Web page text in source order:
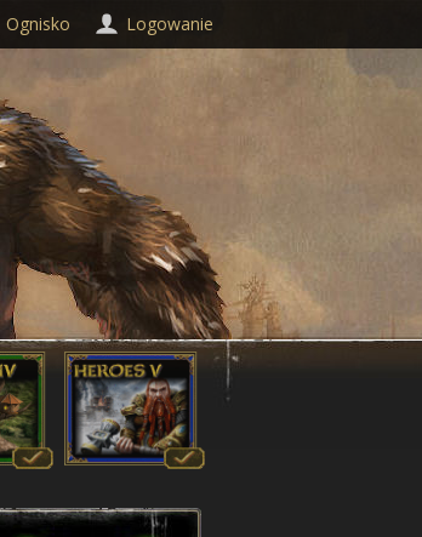
Ognisko Logowanie